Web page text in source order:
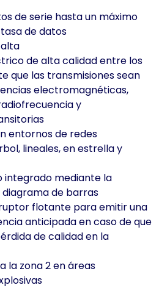
de serie hasta un máximo
de datos
de alta calidad entre los
que las transmisiones sean
electromagnéticas,
y
entornos de redes
lineales, en estrella y
integrado mediante la
diagrama de barras
flotante para emitir una
anticipada en caso de que
de calidad en la
la zona 2 en áreas